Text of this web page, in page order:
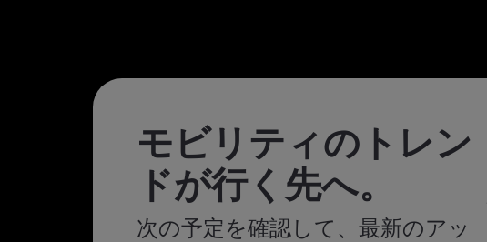
モビリティのトレン
ドが行く先へ。
次の予定を確認して、最新のアッ